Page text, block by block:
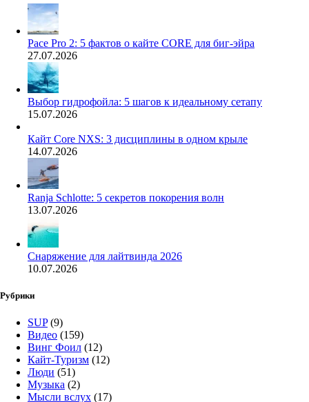
Pace Pro 2: 5 фактов о кайте CORE для биг-эйра
27.07.2026
Выбор гидрофойла: 5 шагов к идеальному сетапу
15.07.2026
Кайт Core NXS: 3 дисциплины в одном крыле
14.07.2026
Ranja Schlotte: 5 секретов покорения волн
13.07.2026
Снаряжение для лайтвинда 2026
10.07.2026
Рубрики
SUP(9)
Видео (159)
Винг Фоил (12)
Кайт-Туризм (12)
Люди (51)
Музыка (2)
Мысли вслух (17)